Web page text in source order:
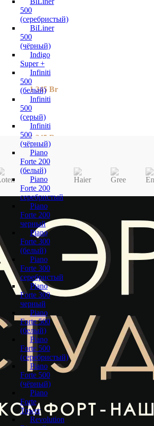
500
(серебристый)
BiLiner
500
(чёрный)
Indigo
Super +
Infiniti
500
(белый)
Infiniti
500
(серый)
Infiniti
500
(чёрный)
Piano
Forte 200
(белый)
Piano
Forte 200
серебристый
Piano
Forte 200
черный
Piano
Forte 300
(белый)
Piano
Forte 300
серебристый
Piano
Forte 300
черный
Piano
Forte 500
(белый)
Piano
Forte 500
(серебристый)
Piano
Forte 500
(чёрный)
Piano
Forte
Tower
Revolution
1 345 Br
1 345 Br